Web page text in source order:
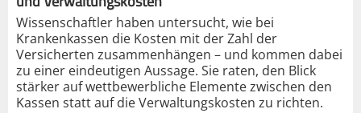
Wissenschaftler haben untersucht, wie bei
Krankenkassen die Kosten mit der Zahl der
Versicherten zusammenhängen – und kommen dabei
zu einer eindeutigen Aussage. Sie raten, den Blick
stärker auf wettbewerbliche Elemente zwischen den
Kassen statt auf die Verwaltungskosten zu richten.